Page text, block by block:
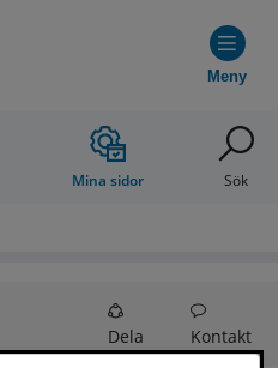
Meny
Mina sidor Sök
Dela Kontakt